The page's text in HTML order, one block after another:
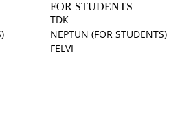
FOR STUDENTS
TDK
NEPTUN (FOR STUDENTS)
FELVI